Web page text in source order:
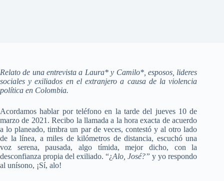
Relato de una entrevista a Laura* y Camilo*, esposos, lideres
sociales y exiliados en el extranjero a causa de la violencia
política en Colombia.
Acordamos hablar por teléfono en la tarde del jueves 10 de
marzo de 2021. Recibo la llamada a la hora exacta de acuerdo
a lo planeado, timbra un par de veces, contestó y al otro lado
de la línea, a miles de kilómetros de distancia, escuchó una
voz serena, pausada, algo tímida, mejor dicho, con la
desconfianza propia del exiliado. “¿Alo, José?”y yo respondo
al unísono, ¡Sí, alo!